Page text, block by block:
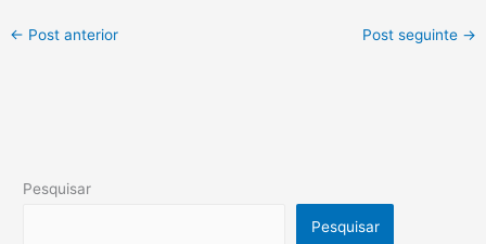
← Post anterior Post seguinte →
Pesquisar
Pesquisar